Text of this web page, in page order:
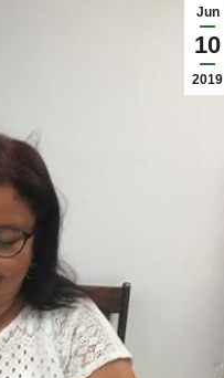
Jun
10
2019